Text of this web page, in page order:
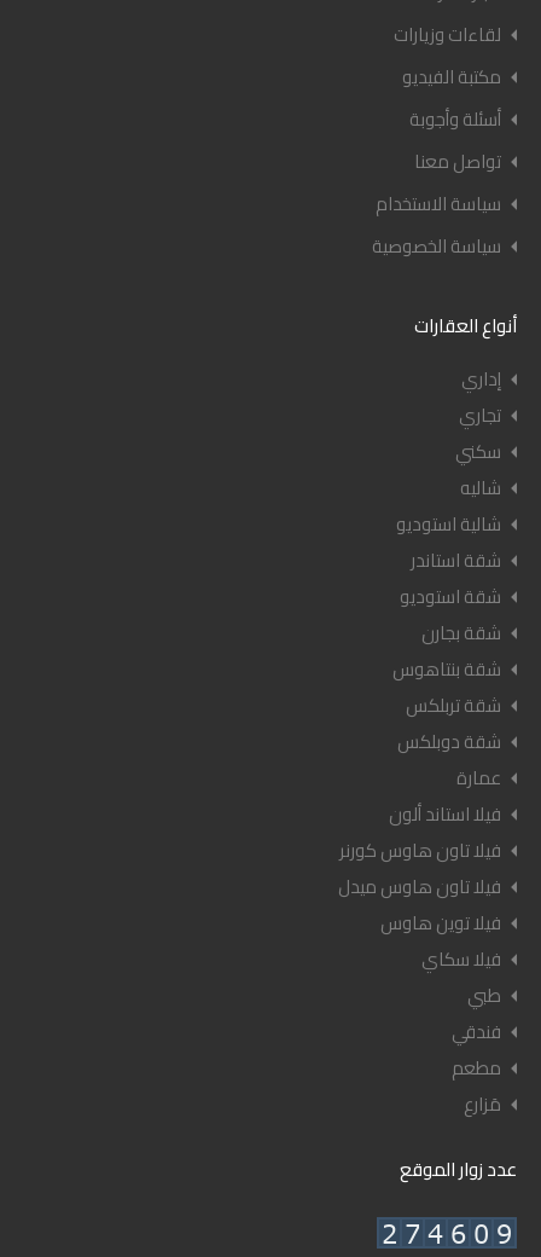
لقاءات وزيارات
مكتبة الفيديو
أسئلة وأجوبة
تواصل معنا
سياسة الاستخدام
سياسة الخصوصية
أنواع العقارات
إداري
تجاري
سكني
شاليه
شالية استوديو
شقة استاندر
شقة استوديو
شقة بجارن
شقة بنتاهوس
شقة تربلكس
شقة دوبلكس
عمارة
فيلا استاند ألون
فيلا تاون هاوس كورنر
فيلا تاون هاوس ميدل
فيلا توين هاوس
فيلا سكاي
طبي
فندقي
مطعم
مَزارع
عدد زوار الموقع